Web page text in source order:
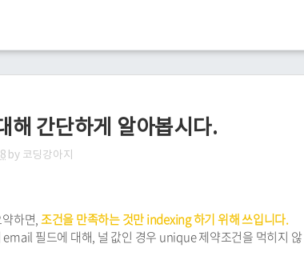
간단하게 알아봅시다.
by코딩강아지
하면,조건을 만족하는 것만 indexing 하기 위해 쓰입니다.
필드에 대해, 널 값인 경우 unique 제약조건을 먹히지 않